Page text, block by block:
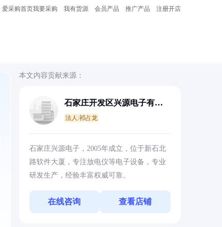
爱采购首页我要采购 我有货源 会员产品 推广产品 注册开店
本文内容贡献来源：
石家庄开发区兴源电子有限
法人:祁占龙
石家庄兴源电子，2005年成立，位于新石北
路软件大厦，专注放电仪等电子设备，专业
研发生产，经验丰富权威可靠。
在线咨询 查看店铺